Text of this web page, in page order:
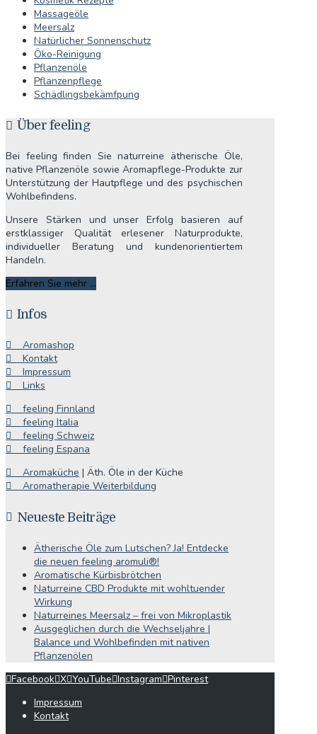
Massageöle
Meersalz
Natürlicher Sonnenschutz
Öko-Reinigung
Pflanzenöle
Pflanzenpflege
Schädlingsbekämfpung
Über feeling
Bei feeling finden Sie naturreine ätherische Öle,
native Pflanzenöle sowie Aromapflege-Produkte zur
Unterstützung der Hautpflege und des psychischen
Wohlbefindens.
Unsere Stärken und unser Erfolg basieren auf
erstklassiger Qualität erlesener Naturprodukte,
individueller Beratung und kundenorientiertem
Handeln.
Erfahren Sie mehr ...
Infos
Aromashop
Kontakt
Impressum
Links
feeling Finnland
feeling Italia
feeling Schweiz
feeling Espana
Aromaküche | Äth. Öle in der Küche
Aromatherapie Weiterbildung
Neueste Beiträge
Ätherische Öle zum Lutschen? Ja! Entdecke
die neuen feeling aromuli®!
Aromatische Kürbisbrötchen
Naturreine CBD Produkte mit wohltuender
Wirkung
Naturreines Meersalz – frei von Mikroplastik
Ausgeglichen durch die Wechseljahre |
Balance und Wohlbefinden mit nativen
Pflanzenölen
Facebook X YouTube Instagram Pinterest
Impressum
Kontakt